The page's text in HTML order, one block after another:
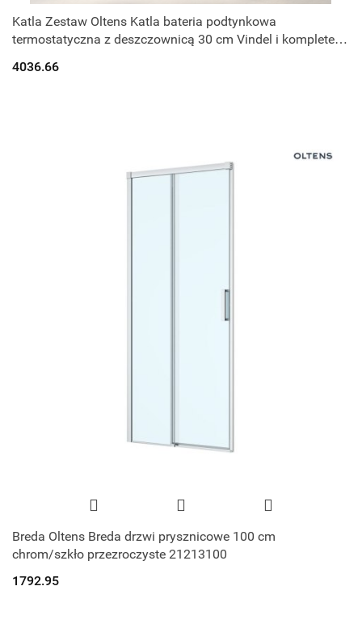
Katla Zestaw Oltens Katla bateria podtynkowa
termostatyczna z deszczownicą 30 cm Vindel i kompletem
4036.66
Breda Oltens Breda drzwi prysznicowe 100 cm
chrom/szkło przezroczyste 21213100
1792.95